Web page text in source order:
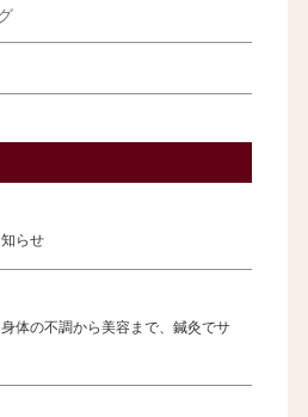
らせ
体の不調から美容まで、鍼灸でサ